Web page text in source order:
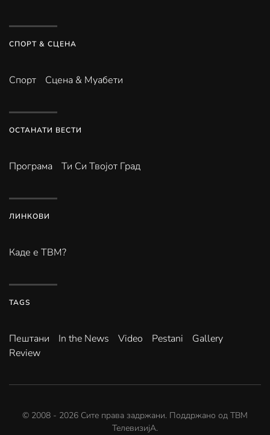
СПОРТ & СЦЕНА
Спорт Сцена & Муабети
ОСТАНАТИ ВЕСТИ
Програма Ти Си Твојот Град
ЛИНКОВИ
Каде е ТВМ?
TAGS
Пештани In the News Video Pestani
Gallery
Review
© 2008 - 2026 Сите права задржани. Поддржано од ТВМ
ТелевизијА.